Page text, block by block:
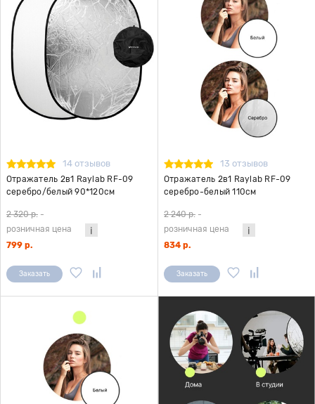
14 отзывов
Отражатель 2в1 Raylab RF-09
серебро/белый 90*120см
2 320 р. -
розничная цена
799 р.
Заказать
13 отзывов
Отражатель 2в1 Raylab RF-09
серебро-белый 110см
2 240 р. -
розничная цена
834 р.
Заказать